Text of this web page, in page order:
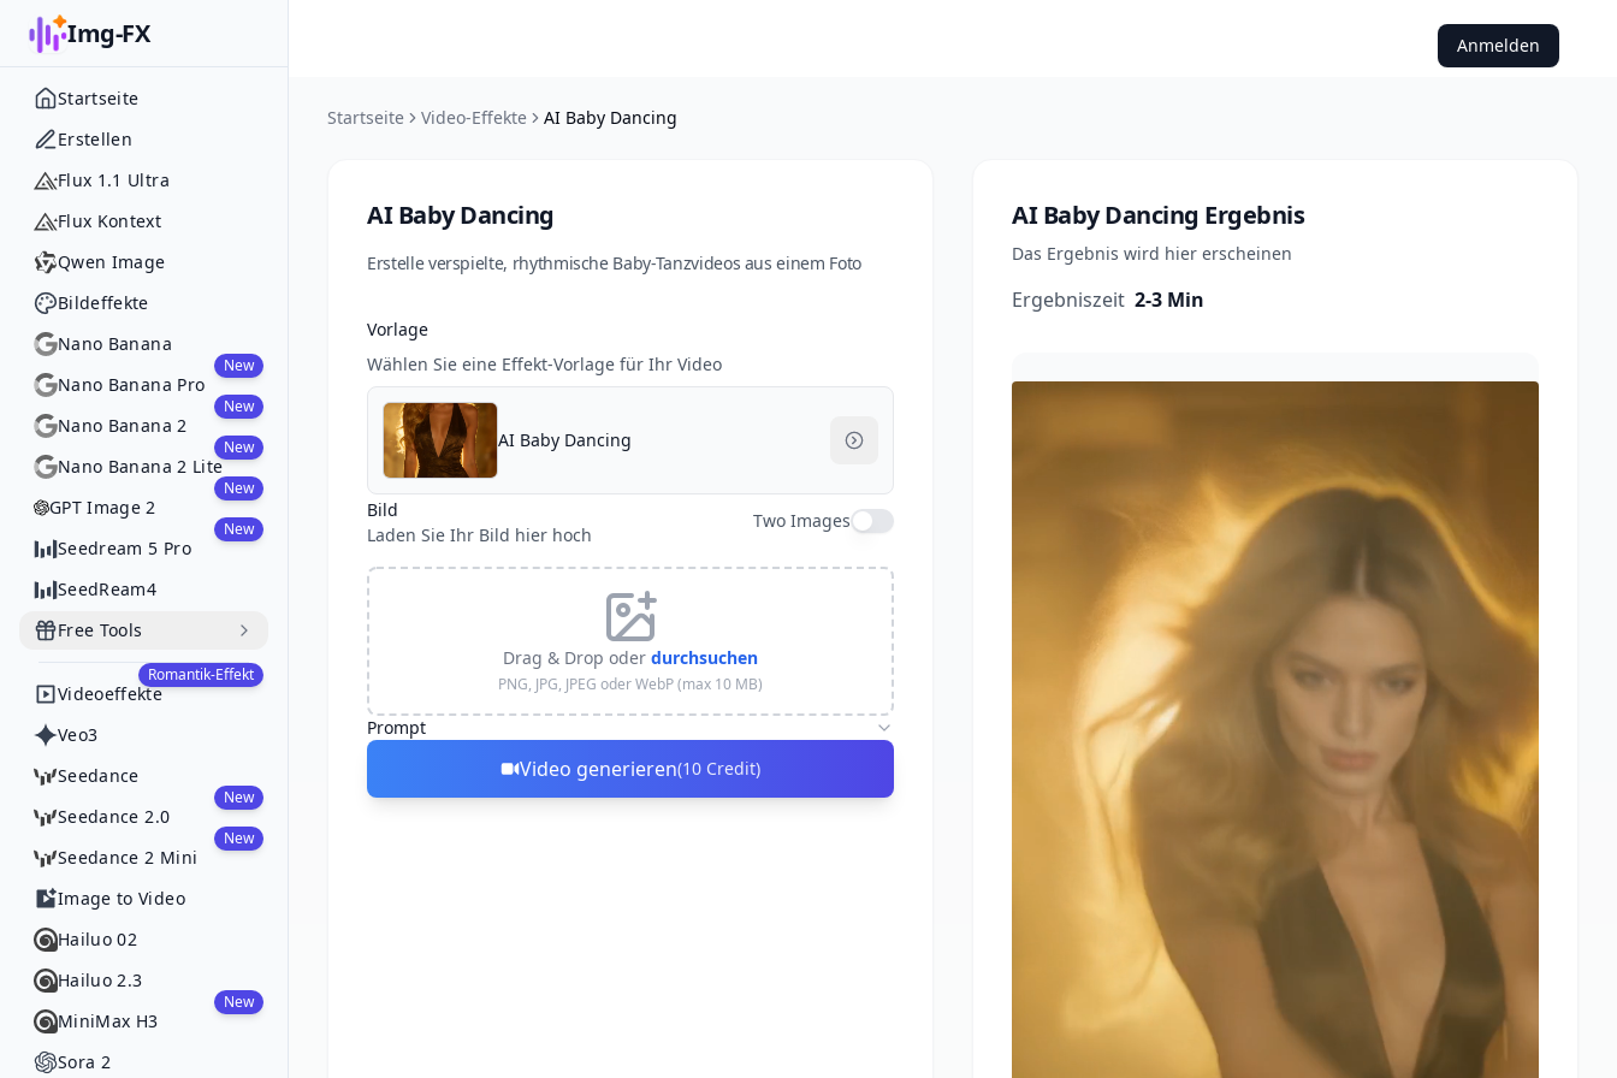
Img-FX
Startseite
Erstellen
Flux 1.1 Ultra
Flux Kontext
Qwen Image
Bildeffekte
Nano Banana
Nano Banana Pro
New
Nano Banana 2
New
Nano Banana 2 Lite
New
GPT Image 2
New
Seedream 5 Pro
New
SeedReam4
Free Tools
Videoeffekte
Romantik-Effekt
Veo3
Seedance
Seedance 2.0
New
Seedance 2 Mini
New
Image to Video
Hailuo 02
Hailuo 2.3
MiniMax H3
New
Sora 2
Anmelden
Startseite Video-Effekte AI Baby Dancing
AI Baby Dancing
Erstelle verspielte, rhythmische Baby-Tanzvideos aus einem Foto
Vorlage
Wählen Sie eine Effekt-Vorlage für Ihr Video
AI Baby Dancing
Bild
Laden Sie Ihr Bild hier hoch
Two Images
Drag & Drop oder durchsuchen
PNG, JPG, JPEG oder WebP (max 10 MB)
Prompt
Video generieren(10 Credit)
AI Baby Dancing Ergebnis
Das Ergebnis wird hier erscheinen
Ergebniszeit 2-3 Min